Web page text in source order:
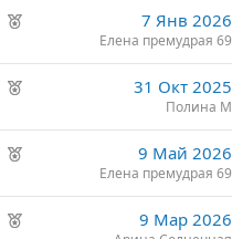
Р
к
о
е
7 Янв 2026
Елена премудрая 69
Р
к
о
е
31 Окт 2025
Полина М
Р
к
о
9 Май 2026
Елена премудрая 69
Р
9 Мар 2026